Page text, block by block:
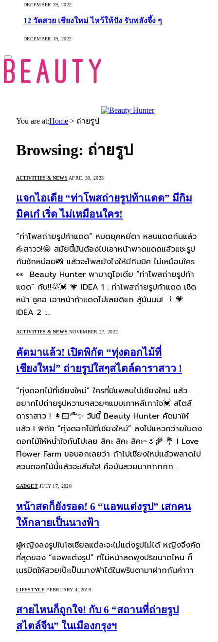
DECEMBER 29, 2022
12 วัดสวย เชียงใหม่ ไหว้ให้ปัง รับพลังจึ้ง ๆ
DECEMBER 19, 2022
You are at:Home > ถ่ายรูป
Browsing: ถ่ายรูป
ACTIVITIES & NEWS APRIL 30, 2023
แจกไอเดีย “ท่าโพสถ่ายรูปท้าแดด” มีกิม
มิคเก๋ เริ่ด ไม่เหมือนใคร!
“ท่าโพสถ่ายรูปท้าแดด” หมดยุคหยีตา หลบแดดกันแล้ว
ค่ะสาวว!😝 สมัยนี้มันต้องไปเอาหน้าพาดแดดแล้วแชะรูป
กันซักหน่อย📸 แล้วจะโพสยังไงให้มีกิมมิค ไม่เหมือนใคร
👀 Beauty Hunter พามาดูไอเดีย “ท่าโพสถ่ายรูปท้า
แดด” กัน!!🌞💓 💗 IDEA 1 : ท่าโพสถ่ายรูปท้าแดด เชิด
หน้า ชูคอ เอาหน้าท้าแดดไปเลยดิแก สู้มันนน! ⌇ 💗
IDEA 2 :…
ACTIVITIES & NEWS NOVEMBER 27, 2022
คัดมาแล้ว! เปิดพิกัด “ทุ่งดอกไม้ที่
เชียงใหม่” ถ่ายรูปใสๆสไตล์ดาราสาว !
“ทุ่งดอกไม้ที่เชียงใหม่” ใครที่มีแพลนไปเชียงใหม่ แล้ว
อยากไปถ่ายรูปหวานๆสวยๆแบบเกาหลีเกาใจ💓 สไตล์
ดาราสาว ! 👩🏻‍🦰✨ วันนี้ Beauty Hunter คัดมาให้
เเล้ว ! พิกัด “ทุ่งดอกไม้ที่เชียงใหม่” ลงไปแหวกว่ายในดง
ดอกไม้ให้หน่ำใจกันไปเลย สิคะ สิคะ สิคะ~🌷🌾 💐 I Love
Flower Farm ขอบอกเลยว่า ถ้าไปเชียงใหม่เเล้วพลาดไป
สวนดอกไม้นี้เเล้วจะเสียใจ! คือมันสวยมากกกกก…
GADGET JULY 17, 2020
หน้าสดก็ยังรอด! 6 “แอพแต่งรูป” เสกคน
ให้กลายเป็นนางฟ้า
ผู้หญิงลงรูปในโซเชียลแต่ละจะไม่แต่งรูปไม่ได้ หญิงจึงคัด
ที่สุดของ “แอพแต่งรูป” ที่ไม่หน้าสดพุงปริขนาดไหน ก็
เนรมิตให้สวยเป๊ะเป็นนางฟ้าได้ในพริบตามาฝากกันค่าาา
LIFESTYLE FEBRUARY 4, 2019
สายไหนก็ถูกใจ! กับ 6 “สถานที่ถ่ายรูป
สไตล์จีน” ในเมืองกรุงฯ